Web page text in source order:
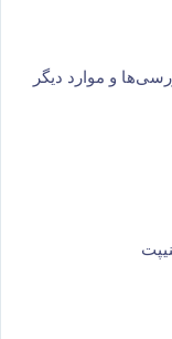
و موارد دیگر